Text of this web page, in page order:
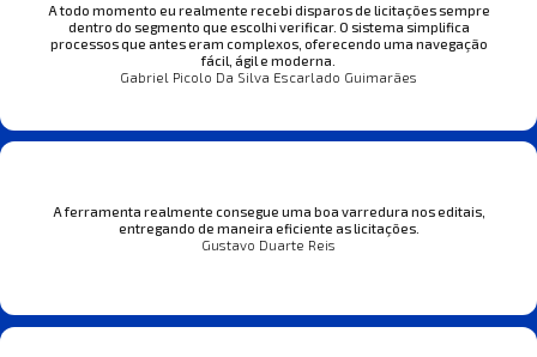
A todo momento eu realmente recebi disparos de licitações sempre
dentro do segmento que escolhi verificar. O sistema simplifica
processos que antes eram complexos, oferecendo uma navegação
fácil, ágil e moderna.
Gabriel Picolo Da Silva Escarlado Guimarães
A ferramenta realmente consegue uma boa varredura nos editais,
entregando de maneira eficiente as licitações.
Gustavo Duarte Reis